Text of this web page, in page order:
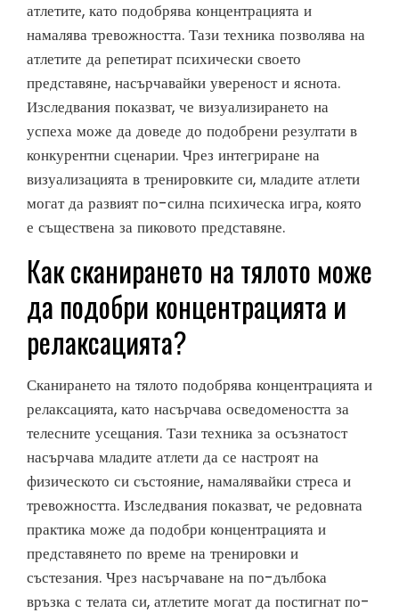
атлетите, като подобрява концентрацията и
намалява тревожността. Тази техника позволява на
атлетите да репетират психически своето
представяне, насърчавайки увереност и яснота.
Изследвания показват, че визуализирането на
успеха може да доведе до подобрени резултати в
конкурентни сценарии. Чрез интегриране на
визуализацията в тренировките си, младите атлети
могат да развият по-силна психическа игра, която
е съществена за пиковото представяне.
Как сканирането на тялото може
да подобри концентрацията и
релаксацията?
Сканирането на тялото подобрява концентрацията и
релаксацията, като насърчава осведомеността за
телесните усещания. Тази техника за осъзнатост
насърчава младите атлети да се настроят на
физическото си състояние, намалявайки стреса и
тревожността. Изследвания показват, че редовната
практика може да подобри концентрацията и
представянето по време на тренировки и
състезания. Чрез насърчаване на по-дълбока
връзка с телата си, атлетите могат да постигнат по-